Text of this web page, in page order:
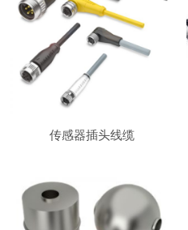
传感器插头线缆